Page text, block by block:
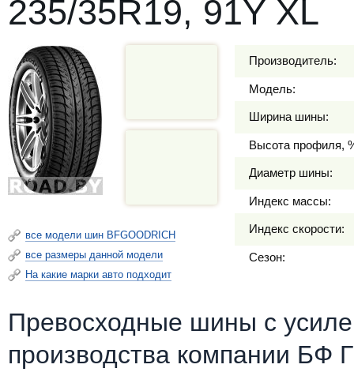
235/35R19, 91Y XL
все модели шин BFGOODRICH
все размеры данной модели
На какие марки авто подходит
Производитель:
Модель:
Ширина шины:
Высота профиля,
Диаметр шины:
Индекс массы:
Индекс скорости:
Сезон:
Превосходные шины c
производства компании БФ